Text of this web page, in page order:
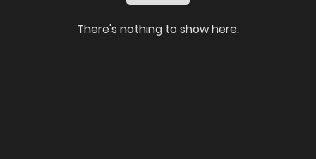
There's nothing to show here.